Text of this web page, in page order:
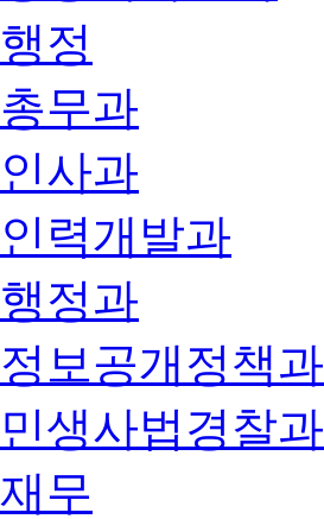
행정
총무과
인사과
인력개발과
행정과
정보공개정책과
민생사법경찰과
재무